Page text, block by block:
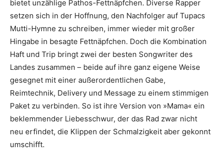
bietet unzählige Pathos-Fettnäpfchen. Diverse Rapper
setzen sich in der Hoffnung, den Nachfolger auf Tupacs
Mutti-Hymne zu schreiben, immer wieder mit großer
Hingabe in besagte Fettnäpfchen. Doch die Kombination
Haft und Trip bringt zwei der besten Songwriter des
Landes zusammen – beide auf ihre ganz eigene Weise
gesegnet mit einer außerordentlichen Gabe,
Reimtechnik, Delivery und Message zu einem stimmigen
Paket zu verbinden. So ist ihre Version von »Mama« ein
beklemmender Liebesschwur, der das Rad zwar nicht
neu erfindet, die Klippen der Schmalzigkeit aber gekonnt
umschifft.